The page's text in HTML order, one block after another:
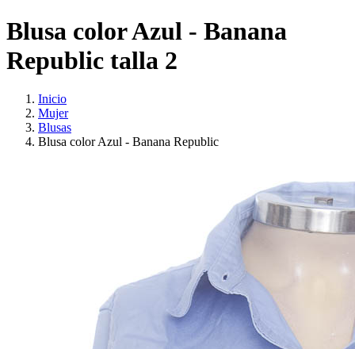
Blusa color Azul - Banana
Republic talla 2
Inicio
Mujer
Blusas
Blusa color Azul - Banana Republic